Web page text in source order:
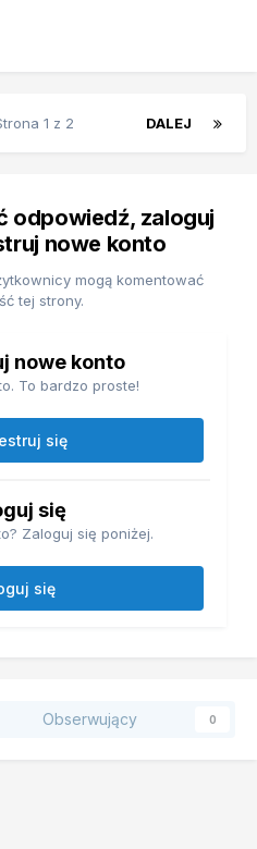
DALEJ
1 z 2
odpowiedź, zaloguj
nowe konto
mogą komentować
tej strony.
nowe konto
To bardzo proste!
się
się
Zaloguj się poniżej.
się
Obserwujący 0